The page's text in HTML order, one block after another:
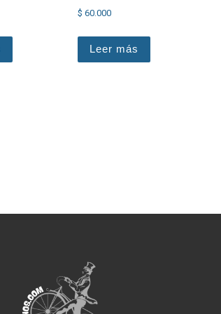
$ 60.000
Leer más